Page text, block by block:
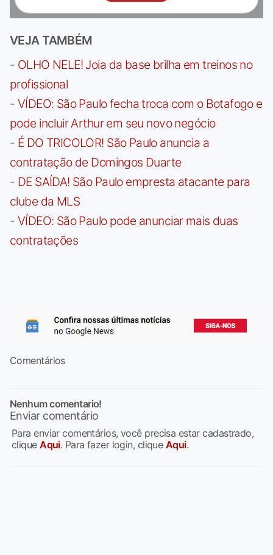
VEJA TAMBÉM
- OLHO NELE! Joia da base brilha em treinos no
profissional
- VÍDEO: São Paulo fecha troca com o Botafogo e
pode incluir Arthur em seu novo negócio
- É DO TRICOLOR! São Paulo anuncia a
contratação de Domingos Duarte
- DE SAÍDA! São Paulo empresta atacante para
clube da MLS
- VÍDEO: São Paulo pode anunciar mais duas
contratações
Comentários
Nenhum comentario!
Enviar comentário
Para enviar comentários, você precisa estar cadastrado,
cliqueAqui. Para fazer login, clique Aqui.